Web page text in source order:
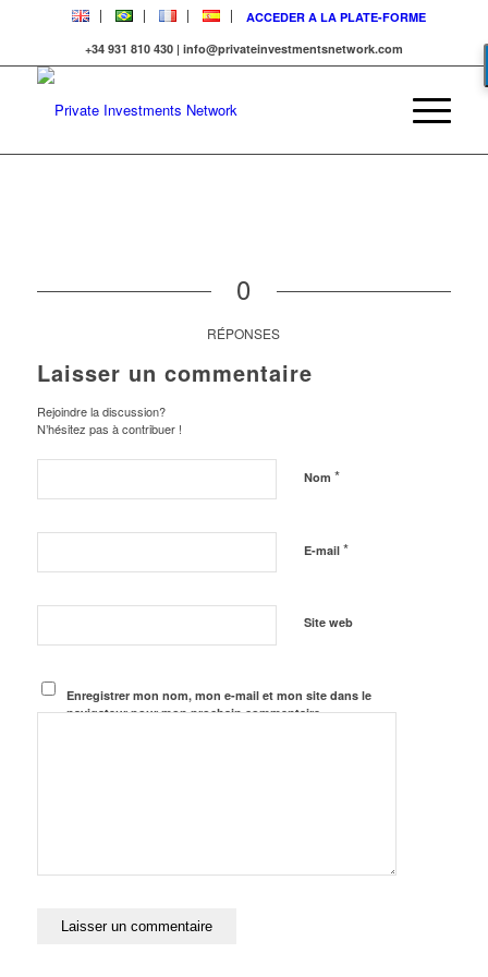
ACCEDER A LA PLATE-FORME
+34 931 810 430 | info@privateinvestmentsnetwork.com
0
RÉPONSES
Laisser un commentaire
Rejoindre la discussion?
N’hésitez pas à contribuer !
Nom *
E-mail *
Site web
Enregistrer mon nom, mon e-mail et mon site dans le
navigateur pour mon prochain commentaire.